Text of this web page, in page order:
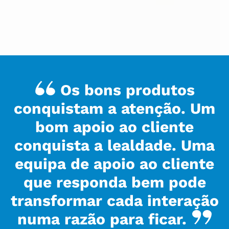
Os bons produtos
conquistam a atenção. Um
bom apoio ao cliente
conquista a lealdade. Uma
equipa de apoio ao cliente
que responda bem pode
transformar cada interação
numa razão para ficar.